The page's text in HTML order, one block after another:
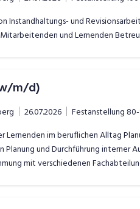
Instandhaltungs- und
und Lernenden
m/d)
26.07.2026 Festanstellung
Lernenden im beruflichen Alltag
und Durchführung interner
mit verschiedenen